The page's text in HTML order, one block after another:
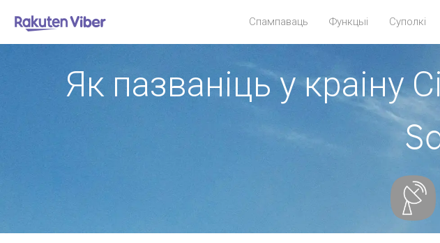
Спампаваць Функцыі Суполкі
Як пазваніць у краіну